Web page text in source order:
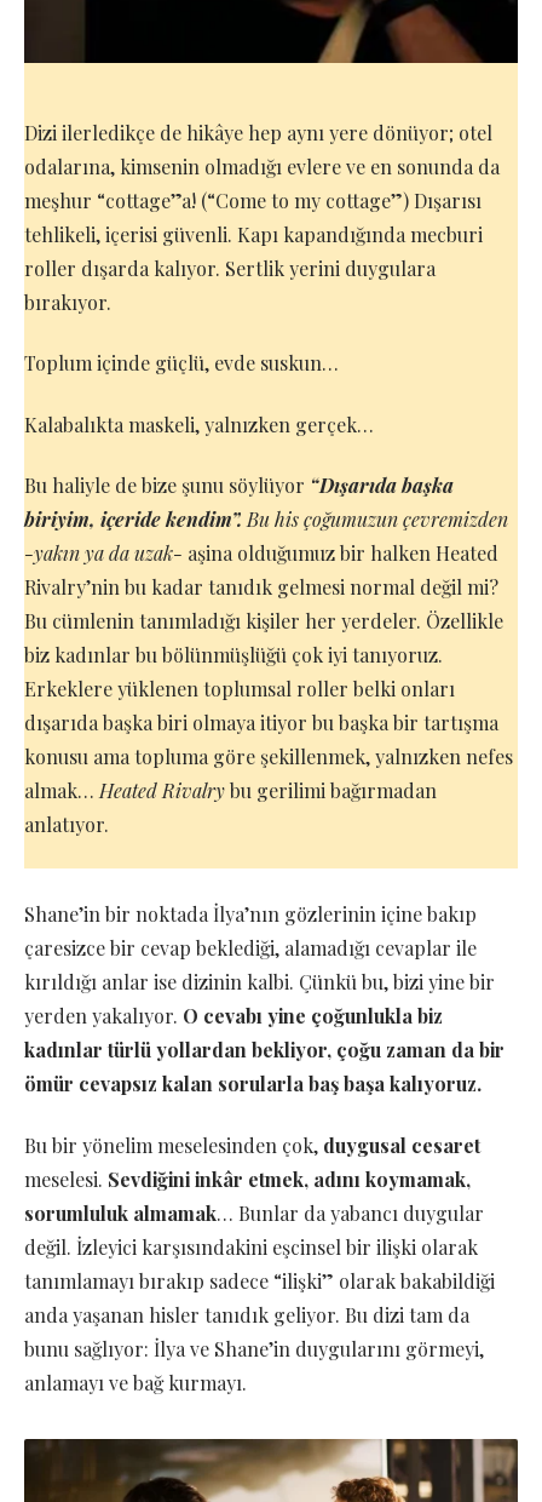
Dizi ilerledikçe de hikâye hep aynı yere dönüyor; otel
odalarına, kimsenin olmadığı evlere ve en sonunda da
meşhur “cottage”a! (“Come to my cottage”) Dışarısı
tehlikeli, içerisi güvenli. Kapı kapandığında mecburi
roller dışarda kalıyor. Sertlik yerini duygulara
bırakıyor.
Toplum içinde güçlü, evde suskun…
Kalabalıkta maskeli, yalnızken gerçek…
Bu haliyle de bize şunu söylüyor “Dışarıda başka
biriyim, içeride kendim”. Bu his çoğumuzun çevremizden
-yakın ya da uzak- aşina olduğumuz bir halken Heated
Rivalry’nin bu kadar tanıdık gelmesi normal değil mi?
Bu cümlenin tanımladığı kişiler her yerdeler. Özellikle
biz kadınlar bu bölünmüşlüğü çok iyi tanıyoruz.
Erkeklere yüklenen toplumsal roller belki onları
dışarıda başka biri olmaya itiyor bu başka bir tartışma
konusu ama topluma göre şekillenmek, yalnızken nefes
almak… Heated Rivalrybu gerilimi bağırmadan
anlatıyor.
Shane’in bir noktada İlya’nın gözlerinin içine bakıp
çaresizce bir cevap beklediği, alamadığı cevaplar ile
kırıldığı anlar ise dizinin kalbi. Çünkü bu, bizi yine bir
yerden yakalıyor. O cevabı yine çoğunlukla biz
kadınlar türlü yollardan bekliyor, çoğu zaman da bir
ömür cevapsız kalan sorularla baş başa kalıyoruz.
Bu bir yönelim meselesinden çok, duygusal cesaret
meselesi. Sevdiğini inkâr etmek, adını koymamak,
sorumluluk almamak… Bunlar da yabancı duygular
değil. İzleyici karşısındakini eşcinsel bir ilişki olarak
tanımlamayı bırakıp sadece “ilişki” olarak bakabildiği
anda yaşanan hisler tanıdık geliyor. Bu dizi tam da
bunu sağlıyor: İlya ve Shane’in duygularını görmeyi,
anlamayı ve bağ kurmayı.